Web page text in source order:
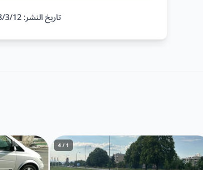
تاريخ النشر: 12‏/3‏/2018
1 / 4